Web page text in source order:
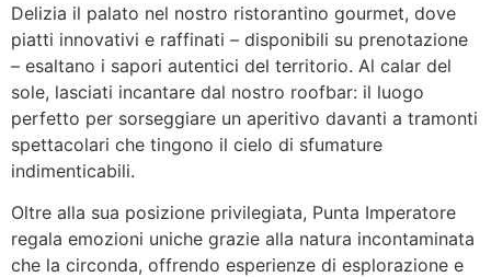
Delizia il palato nel nostro ristorantino gourmet, dove
piatti innovativi e raffinati – disponibili su prenotazione
– esaltano i sapori autentici del territorio. Al calar del
sole, lasciati incantare dal nostro roofbar: il luogo
perfetto per sorseggiare un aperitivo davanti a tramonti
spettacolari che tingono il cielo di sfumature
indimenticabili.
Oltre alla sua posizione privilegiata, Punta Imperatore
regala emozioni uniche grazie alla natura incontaminata
che la circonda, offrendo esperienze di esplorazione e